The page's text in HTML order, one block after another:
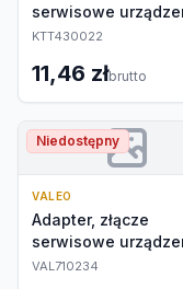
serwisowe
do klimatyzacji
KTT430022
11,46 złbrutto
Niedostępny
VALEO
Adapter, złącze
serwisowe
do klimatyzacji
VAL710234